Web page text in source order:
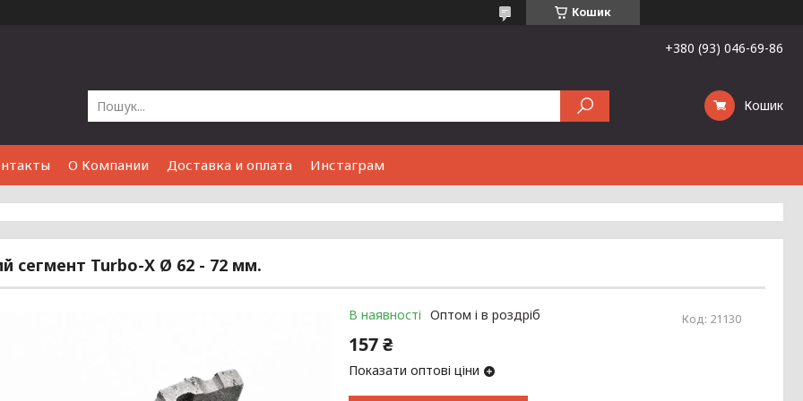
Кошик
+380 (93) 046-69-86
Кошик
О Компании Доставка и оплата Инстаграм
сегмент Turbo-Х Ø 62 - 72 мм.
В наявності Оптом і в роздріб Код: 21130
157 ₴
Показати оптові ціни